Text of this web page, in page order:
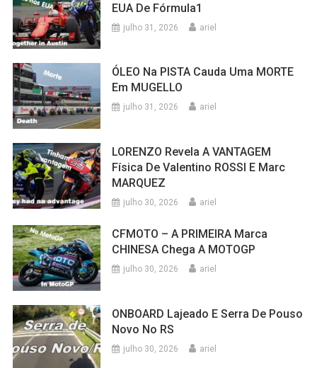
EUA De Fórmula1
julho 31, 2026 ariel
ÓLEO Na PISTA Cauda Uma MORTE
Em MUGELLO
julho 31, 2026 ariel
LORENZO Revela A VANTAGEM
Física De Valentino ROSSI E Marc
MARQUEZ
julho 30, 2026 ariel
CFMOTO – A PRIMEIRA Marca
CHINESA Chega A MOTOGP
julho 30, 2026 ariel
ONBOARD Lajeado E Serra De Pouso
Novo No RS
julho 30, 2026 ariel